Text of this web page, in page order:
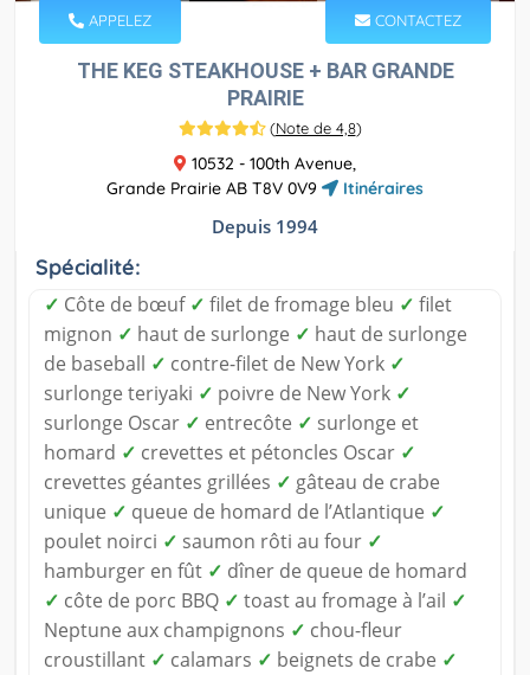
APPELEZ CONTACTEZ
THE KEG STEAKHOUSE + BAR GRANDE
PRAIRIE
(Note de 4,8)
10532 - 100th Avenue,
Grande Prairie AB T8V 0V9
Itinéraires
Depuis 1994
Spécialité:
✓ Côte de bœuf ✓ filet de fromage bleu ✓ filet
mignon ✓ haut de surlonge ✓ haut de surlonge
de baseball ✓ contre-filet de New York ✓
surlonge teriyaki ✓ poivre de New York ✓
surlonge Oscar ✓ entrecôte ✓ surlonge et
homard ✓ crevettes et pétoncles Oscar ✓
crevettes géantes grillées ✓ gâteau de crabe
unique ✓ queue de homard de l’Atlantique ✓
poulet noirci ✓ saumon rôti au four ✓
hamburger en fût ✓ dîner de queue de homard
✓ côte de porc BBQ ✓ toast au fromage à l’ail ✓
Neptune aux champignons ✓ chou-fleur
croustillant ✓ calamars ✓ beignets de crabe ✓